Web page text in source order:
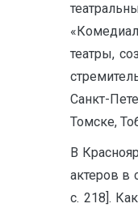
театры,
Санкт-
Томске,
В
актеров в
с. 218].